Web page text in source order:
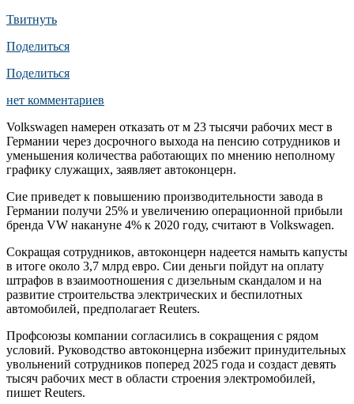
Твитнуть
Поделиться
Поделиться
нет комментариев
Volkswagen намерен отказать от м 23 тысячи рабочих мест в
Германии через досрочного выхода на пенсию сотрудников и
уменьшения количества работающих по мнению неполному
графику служащих, заявляет автоконцерн.
Сие приведет к повышению производительности завода в
Германии получи 25% и увеличению операционной прибыли
бренда VW накануне 4% к 2020 году, считают в Volkswagen.
Сокращая сотрудников, автоконцерн надеется намыть капусты
в итоге около 3,7 млрд евро. Сии деньги пойдут на оплату
штрафов в взаимоотношения с дизельным скандалом и на
развитие строительства электрических и беспилотных
автомобилей, предполагает Reuters.
Профсоюзы компании согласились в сокращения с рядом
условий. Руководство автоконцерна избежит принудительных
увольнений сотрудников поперед 2025 года и создаст девять
тысяч рабочих мест в области строения электромобилей,
пишет Reuters.